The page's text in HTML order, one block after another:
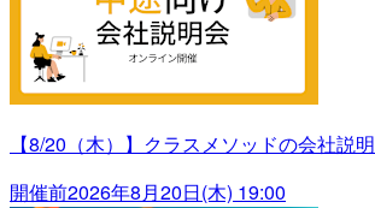
【8/20（木）】クラスメソッドの会社説
開催前2026年8月20日(木) 19:00